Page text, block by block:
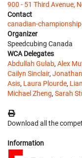
900 - 51 Third Avenue,
Contact
canadian-
Organizer
Speedcubing Canada
WCA Delegates
Abdullah Gulab, Alex
Cailyn Sinclair,
Asis, Laura Plourde,
Michael Zheng, Sarah
Download all the
Information